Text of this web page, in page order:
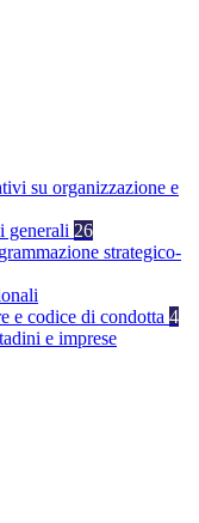
su organizzazione e
generali 26
strategico-
e codice di condotta 4
e imprese